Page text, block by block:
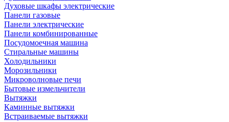
Духовые шкафы электрические
Панели газовые
Панели электрические
Панели комбинированные
Посудомоечная машина
Стиральные машины
Холодильники
Морозильники
Микроволновые печи
Бытовые измельчители
Вытяжки
Каминные вытяжки
Встраиваемые вытяжки